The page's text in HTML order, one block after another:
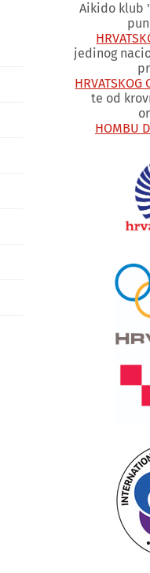
Aikido klub
jedinog
HRVATSKOG
te od
HOMBU